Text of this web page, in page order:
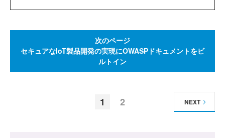
次のページ
セキュアなIoT製品開発の実現にOWASPドキュメントをビ
ルトイン
1 2 NEXT